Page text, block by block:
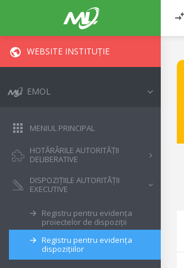
WEBSITE INSTITUȚIE
EMOL
MENIUL PRINCIPAL
HOTĂRÂRILE AUTORITĂȚII
DELIBERATIVE
DISPOZIȚIILE AUTORITĂȚII
EXECUTIVE
Registru pentru evidența
proiectelor de dispoziții
Registru pentru evidența
dispozițiilor